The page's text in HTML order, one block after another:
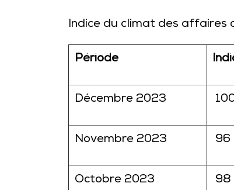
Indice du climat des affaires
Période
Décembre 2023
Novembre 2023 96
Octobre 2023 98